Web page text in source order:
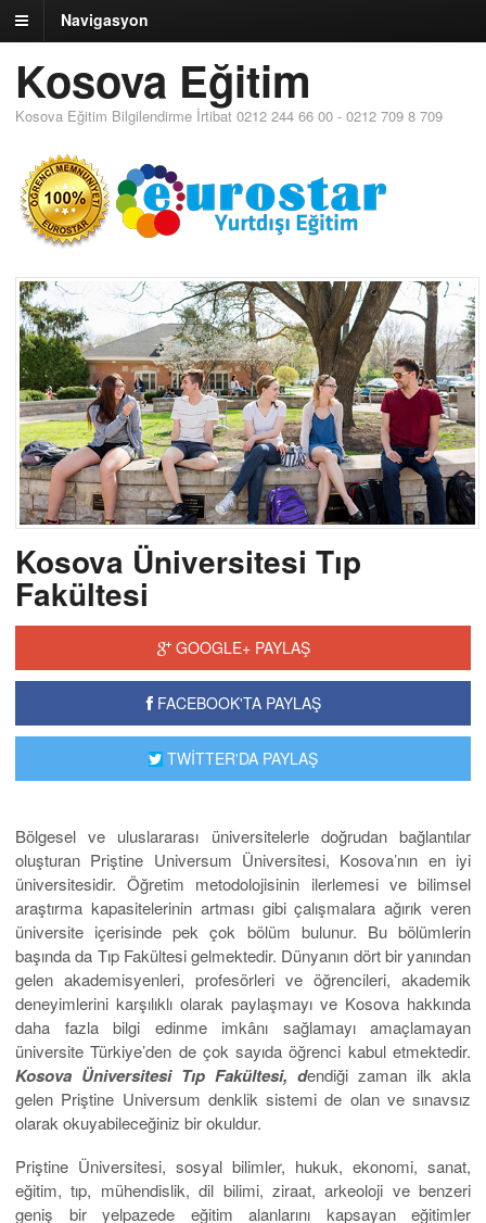
Navigasyon
Kosova Eğitim
Kosova Eğitim Bilgilendirme İrtibat 0212 244 66 00 - 0212 709 8 709
Kosova Üniversitesi Tıp
Fakültesi
GOOGLE+ PAYLAŞ
FACEBOOK'TA PAYLAŞ
TWİTTER'DA PAYLAŞ
Bölgesel ve uluslararası üniversitelerle doğrudan bağlantılar
oluşturan Priştine Universum Üniversitesi, Kosova’nın en iyi
üniversitesidir. Öğretim metodolojisinin ilerlemesi ve bilimsel
araştırma kapasitelerinin artması gibi çalışmalara ağırık veren
üniversite içerisinde pek çok bölüm bulunur. Bu bölümlerin
başında da Tıp Fakültesi gelmektedir. Dünyanın dört bir yanından
gelen akademisyenleri, profesörleri ve öğrencileri, akademik
deneyimlerini karşılıklı olarak paylaşmayı ve Kosova hakkında
daha fazla bilgi edinme imkânı sağlamayı amaçlamayan
üniversite Türkiye’den de çok sayıda öğrenci kabul etmektedir.
Kosova Üniversitesi Tıp Fakültesi, dendiği zaman ilk akla
gelen Priştine Universum denklik sistemi de olan ve sınavsız
olarak okuyabileceğiniz bir okuldur.
Priştine Üniversitesi, sosyal bilimler, hukuk, ekonomi, sanat,
eğitim, tıp, mühendislik, dil bilimi, ziraat, arkeoloji ve benzeri
geniş bir yelpazede eğitim alanlarını kapsayan eğitimler